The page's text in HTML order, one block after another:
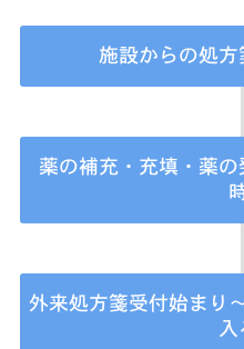
施設からの処
薬の補充・充填・薬
外来処方箋受付始まり
入